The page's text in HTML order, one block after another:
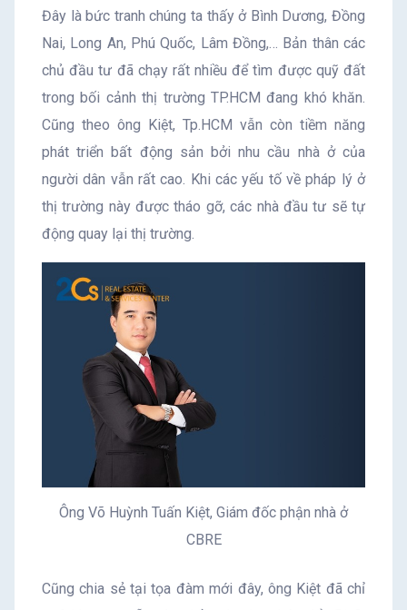
Đây là bức tranh chúng ta thấy ở Bình Dương, Đồng
Nai, Long An, Phú Quốc, Lâm Đồng,… Bản thân các
chủ đầu tư đã chạy rất nhiều để tìm được quỹ đất
trong bối cảnh thị trường TP.HCM đang khó khăn.
Cũng theo ông Kiệt, Tp.HCM vẫn còn tiềm năng
phát triển bất động sản bởi nhu cầu nhà ở của
người dân vẫn rất cao. Khi các yếu tố về pháp lý ở
thị trường này được tháo gỡ, các nhà đầu tư sẽ tự
động quay lại thị trường.
Ông Võ Huỳnh Tuấn Kiệt, Giám đốc phận nhà ở
CBRE
Cũng chia sẻ tại tọa đàm mới đây, ông Kiệt đã chỉ